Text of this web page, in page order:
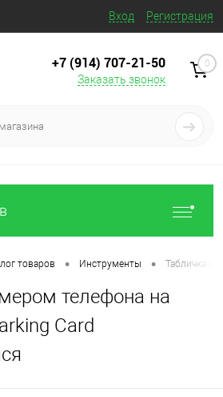
Вход Регистрация
+7 (914) 707‒21‒50
Заказать звонок
0
товаров • Инструменты • Табличка с
телефона на
Card